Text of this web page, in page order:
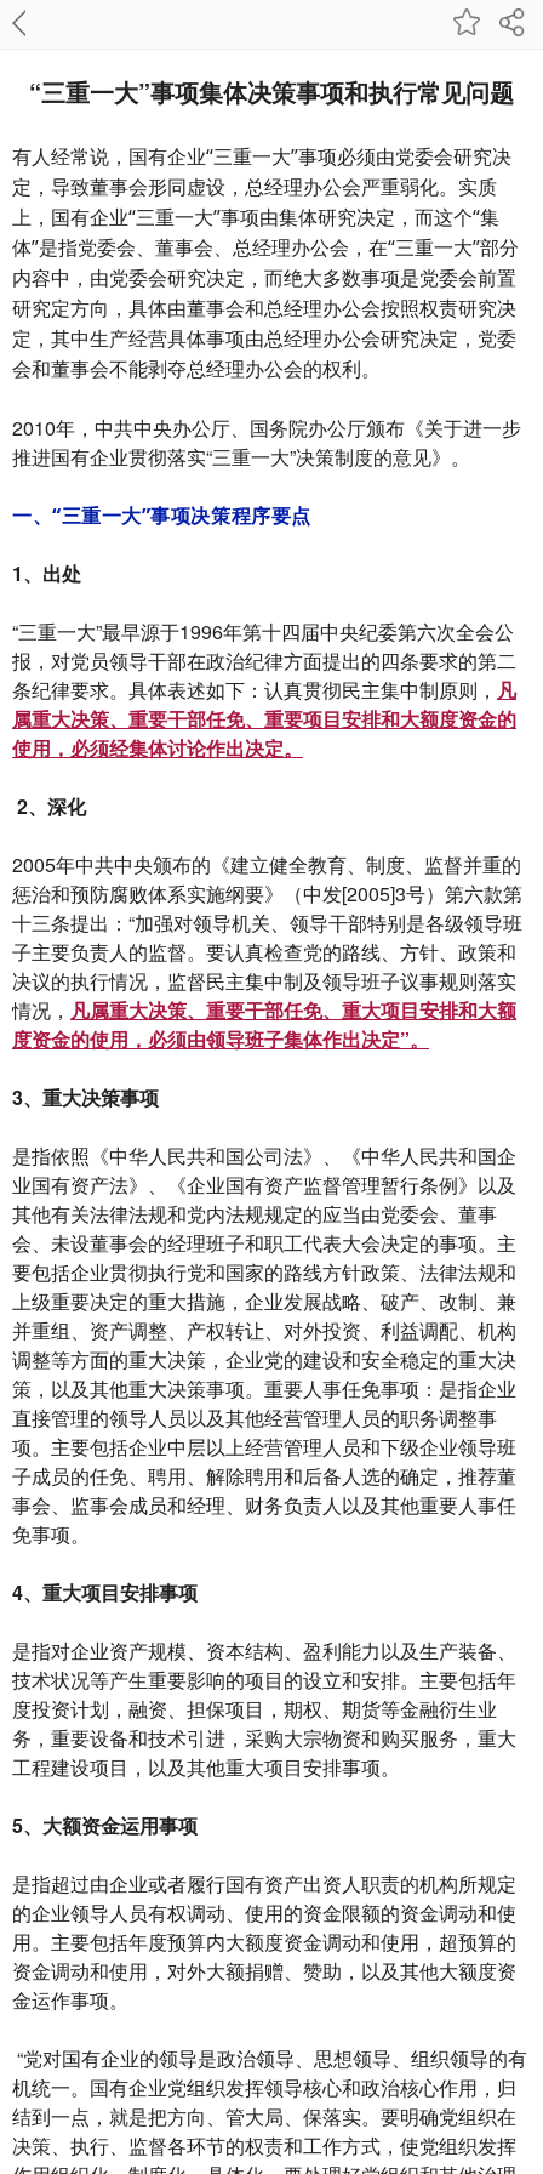
“三重一大”事项集体决策事项和执行常见问题
有人经常说，国有企业“三重一大”事项必须由党委会研究决
定，导致董事会形同虚设，总经理办公会严重弱化。实质
上，国有企业“三重一大”事项由集体研究决定，而这个“集
体”是指党委会、董事会、总经理办公会，在“三重一大”部分
内容中，由党委会研究决定，而绝大多数事项是党委会前置
研究定方向，具体由董事会和总经理办公会按照权责研究决
定，其中生产经营具体事项由总经理办公会研究决定，党委
会和董事会不能剥夺总经理办公会的权利。
2010年，中共中央办公厅、国务院办公厅颁布《关于进一步
推进国有企业贯彻落实“三重一大”决策制度的意见》。
一、“三重一大”事项决策程序要点
1、出处
“三重一大”最早源于1996年第十四届中央纪委第六次全会公
报，对党员领导干部在政治纪律方面提出的四条要求的第二
条纪律要求。具体表述如下：认真贯彻民主集中制原则， 凡
属重大决策、重要干部任免、重要项目安排和大额度资金的
使用，必须经集体讨论作出决定。
2、深化
2005年中共中央颁布的《建立健全教育、制度、监督并重的
惩治和预防腐败体系实施纲要》（中发[2005]3号）第六款第
十三条提出：“加强对领导机关、领导干部特别是各级领导班
子主要负责人的监督。要认真检查党的路线、方针、政策和
决议的执行情况，监督民主集中制及领导班子议事规则落实
情况， 凡属重大决策、重要干部任免、重大项目安排和大额
度资金的使用，必须由领导班子集体作出决定”。
3、重大决策事项
是指依照《中华人民共和国公司法》、《中华人民共和国企
业国有资产法》、《企业国有资产监督管理暂行条例》以及
其他有关法律法规和党内法规规定的应当由党委会、董事
会、未设董事会的经理班子和职工代表大会决定的事项。主
要包括企业贯彻执行党和国家的路线方针政策、法律法规和
上级重要决定的重大措施，企业发展战略、破产、改制、兼
并重组、资产调整、产权转让、对外投资、利益调配、机构
调整等方面的重大决策，企业党的建设和安全稳定的重大决
策，以及其他重大决策事项。重要人事任免事项：是指企业
直接管理的领导人员以及其他经营管理人员的职务调整事
项。主要包括企业中层以上经营管理人员和下级企业领导班
子成员的任免、聘用、解除聘用和后备人选的确定，推荐董
事会、监事会成员和经理、财务负责人以及其他重要人事任
免事项。
4、重大项目安排事项
是指对企业资产规模、资本结构、盈利能力以及生产装备、
技术状况等产生重要影响的项目的设立和安排。主要包括年
度投资计划，融资、担保项目，期权、期货等金融衍生业
务，重要设备和技术引进，采购大宗物资和购买服务，重大
工程建设项目，以及其他重大项目安排事项。
5、大额资金运用事项
是指超过由企业或者履行国有资产出资人职责的机构所规定
的企业领导人员有权调动、使用的资金限额的资金调动和使
用。主要包括年度预算内大额度资金调动和使用，超预算的
资金调动和使用，对外大额捐赠、赞助，以及其他大额度资
金运作事项。
“党对国有企业的领导是政治领导、思想领导、组织领导的有
机统一。国有企业党组织发挥领导核心和政治核心作用，归
结到一点，就是把方向、管大局、保落实。要明确党组织在
决策、执行、监督各环节的权责和工作方式，使党组织发挥